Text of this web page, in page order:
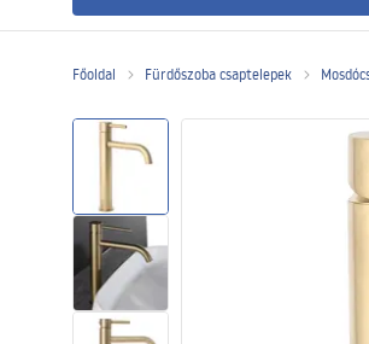
Zuhanyajtó
Zuhanytálcák
Zuhanylefolyók
Főoldal Fürdőszoba csaptelepek